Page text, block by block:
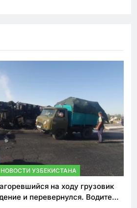
НОВОСТИ УЗБЕКИСТАНА
на ходу грузовик
и перевернулся. Водитель